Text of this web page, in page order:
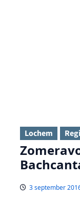
Lochem
3 september